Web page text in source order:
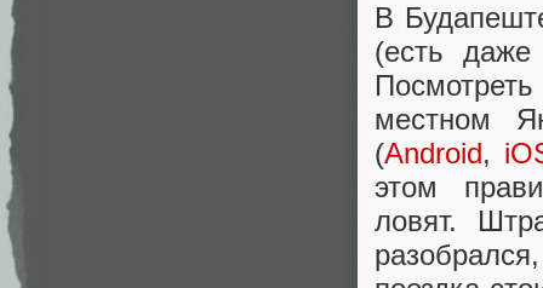
В
(есть
местном
(Android,
этом
ловят.